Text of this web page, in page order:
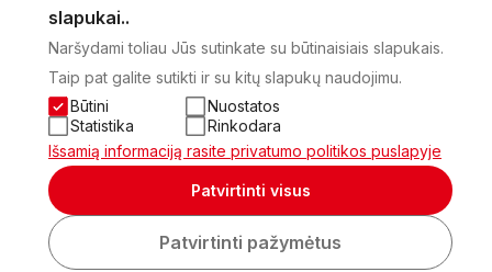
NAUJIENLAIŠKIS
APIE MUS
KONTAKTAI
PRIVATUMO POLITIKA
SĄSKAITA
2026 Visos teisės saugomos © UAB Thomas Philips Baltex
Sukurta:
slapukai..
Naršydami toliau Jūs sutinkate su būtinaisiais slapukais.
Taip pat galite sutikti ir su kitų slapukų naudojimu.
Būtini
Nuostatos
Statistika
Rinkodara
Išsamią informaciją rasite privatumo politikos puslapyje
Patvirtinti visus
Patvirtinti pažymėtus